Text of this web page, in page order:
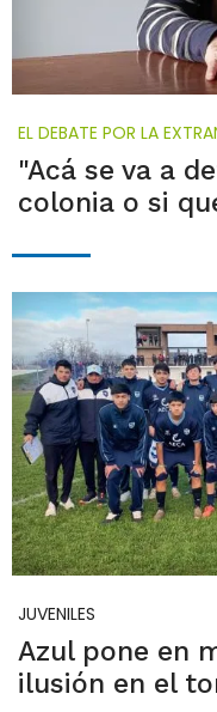
EL DEBATE POR LA
"Acá se va a
colonia o si
JUVENILES
Azul pone en
ilusión en el